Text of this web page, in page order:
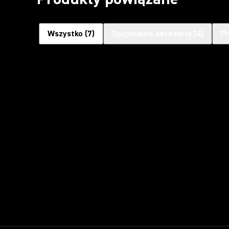
Wszystko (7)